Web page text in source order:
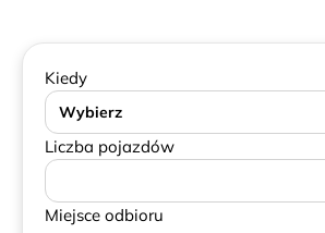
Kiedy
Wybierz
Liczba pojazdów
Miejsce odbioru